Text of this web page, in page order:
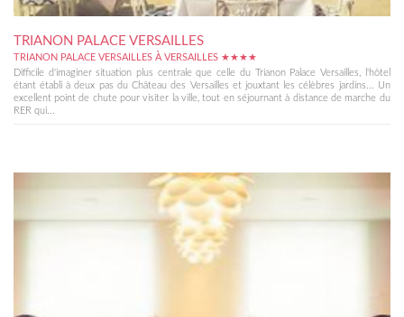
TRIANON PALACE VERSAILLES
TRIANON PALACE VERSAILLES À VERSAILLES ★★★★
Difficile d'imaginer situation plus centrale que celle du Trianon Palace Versailles, l'hôtel
étant établi à deux pas du Château des Versailles et jouxtant les célèbres jardins... Un
excellent point de chute pour visiter la ville, tout en séjournant à distance de marche du
RER qui...